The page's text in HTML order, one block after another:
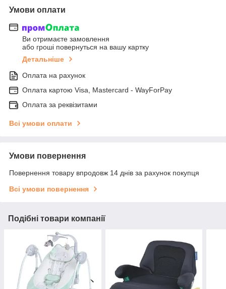
Умови оплати
Ви отримаєте замовлення
або гроші повернуться на вашу картку
Детальніше
Оплата на рахунок
Оплата картою Visa, Mastercard - WayForPay
Оплата за реквізитами
Всі умови оплати
Умови повернення
Повернення товару впродовж 14 днів за рахунок покупця
Всі умови повернення
Подібні товари компанії